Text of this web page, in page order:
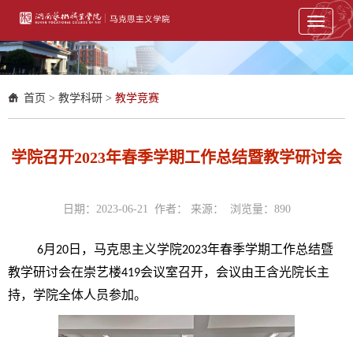
Toggle
首页 > 教学科研 > 教学竞赛
学院召开2023年春季学期工作总结暨教学研讨会
日期：2023-06-21 作者： 来源： 浏览量： 890
6月 20 日，马克思主义学院2023年春季学期工作总结暨
教学研讨会在崇艺楼419会议室召开，会议由王含光院长主
持，学院全体人员参加。